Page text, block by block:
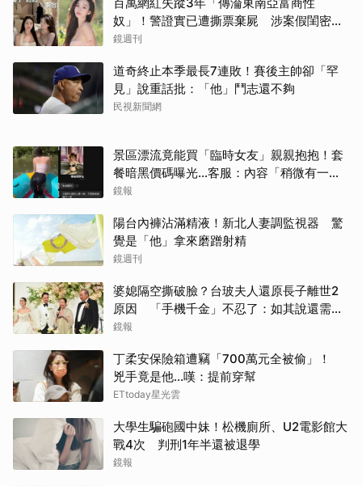
百萬網紅失蹤3年「傳淪東南亞富商性
奴」！警證實已遭撕票棄屍 涉案假閨密近
況曝光
鏡週刊
道奇終止本季最長7連敗！賽後主帥卻「罕
見」說重話批：「他」鬥志還不夠
民視新聞網
景區漂流竟能買「臨時女友」親親抱抱！套
餐暗黑價碼曝光…客服：內容「稍微有一點
尺度」
鏡報
陽台內褲沾滿精液！新北人妻調監視器 驚
覺是「他」拿來磨蹭射精
鏡週刊
婆媳隔空撕破臉？台玻夫人還原長子離世2
原因 「手機千金」不忍了：如其說還需要
離開嗎？
鏡報
丁柔安保險箱遭竊「700萬元全被偷」！
兇手竟是他...嘆：提前穿幫
ETtoday星光雲
大學生騙砲國中妹！松機廁所、U2電影館大
戰4次 判刑1年半還被退學
鏡報